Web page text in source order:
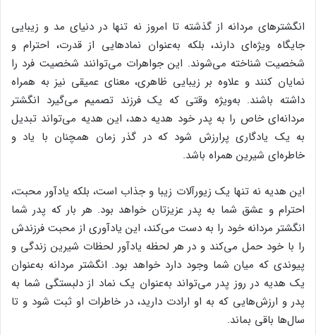
انگشترهای مردانه از گذشته تا امروز نه تنها در دنیای مد و زیبایی
جایگاه ویژه‌ای دارند، بلکه به‌عنوان نمادهایی از قدرت، احترام و
شخصیت شناخته می‌شوند. این جواهرات می‌توانند شخصیت فرد را
نمایان کنند و علاوه بر زیبایی ظاهری، معنای عمیقی نیز به همراه
داشته باشند. به‌ویژه وقتی که یک فرزند تصمیم می‌گیرد انگشتر
مردانه‌ای خاص را به پدر خود هدیه دهد، این هدیه می‌تواند تبدیل
به یک یادگاری پرارزش شود که در گذر زمان همچنان با یاد و
خاطره‌ای شیرین همراه باشد.
این هدیه نه تنها یک زیورآلات زیبا و جذاب است، بلکه یادآور محبت،
احترام و عشق شما به پدر عزیزتان خواهد بود. هر بار که پدر شما
انگشتر مردانه خود را به دست می‌کند، این یادآوری از محبت فرزندش
را با خود حمل می‌کند و در هر لحظه یادآور لحظات شیرین زندگی و
پیوندی که میان شما وجود دارد خواهد بود. انگشتر مردانه به‌عنوان
یک هدیه در روز پدر می‌تواند به‌عنوان یک نماد از دلبستگی شما به
پدر و ارزش‌هایی که به او ارادت دارید، در خاطرات او ثبت شود و تا
سال‌ها باقی بماند.